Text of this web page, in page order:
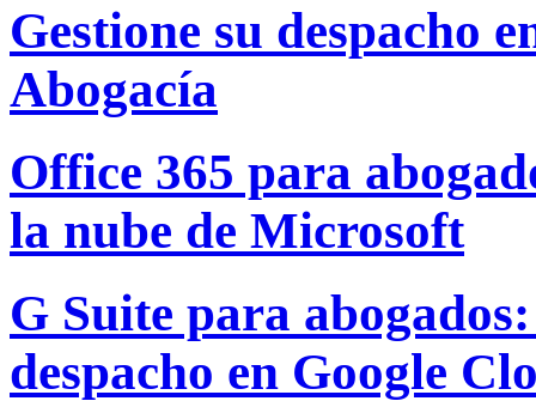
Gestione su despacho
Abogacía
Office 365 para
la nube de Microsoft
G Suite para
despacho en Google